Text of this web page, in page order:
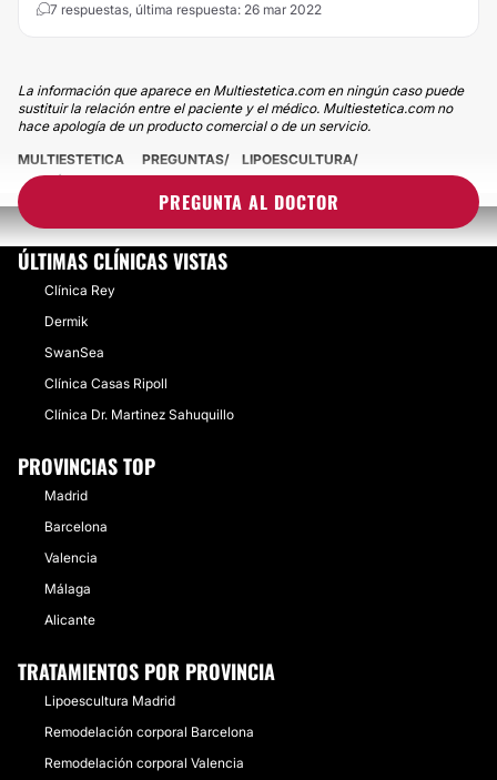
7 respuestas, última respuesta: 26 mar 2022
La información que aparece en Multiestetica.com en ningún caso puede
sustituir la relación entre el paciente y el médico. Multiestetica.com no
hace apología de un producto comercial o de un servicio.
PREGUNTA AL DOCTOR
MULTIESTETICA PREGUNTAS
LIPOESCULTURA
¿CUÁNTOS KILOS PUEDO PERDER CON LA LIPOESCULTURA?
ÚLTIMAS CLÍNICAS VISTAS
Clínica Rey
Dermik
SwanSea
Clínica Casas Ripoll
Clínica Dr. Martinez Sahuquillo
PROVINCIAS TOP
Madrid
Barcelona
Valencia
Málaga
Alicante
TRATAMIENTOS POR PROVINCIA
Lipoescultura Madrid
Remodelación corporal Barcelona
Remodelación corporal Valencia